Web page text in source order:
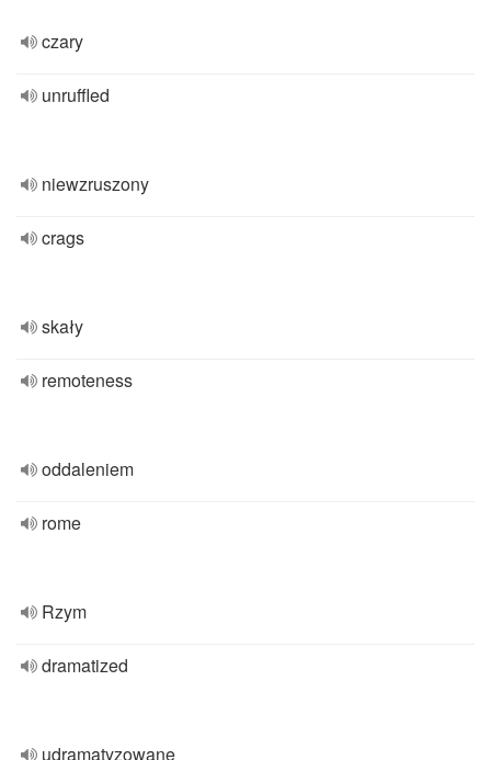
czary
unruffled
niewzruszony
crags
skały
remoteness
oddaleniem
rome
Rzym
dramatized
udramatyzowane